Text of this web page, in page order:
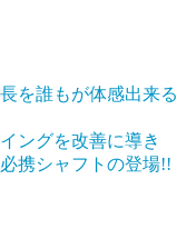
を誰もが体感出来る
ングを改善に導き
携シャフトの登場!!